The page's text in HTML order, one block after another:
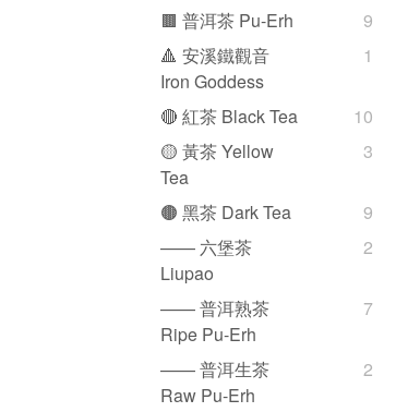
🟫 普洱茶 Pu-Erh
9
🔺 安溪鐵觀音
Iron Goddess
1
🔴 紅茶 Black Tea
10
🟡 黃茶 Yellow
Tea
3
🟤 黑茶 Dark Tea
9
—— 六堡茶
Liupao
2
—— 普洱熟茶
Ripe Pu-Erh
7
—— 普洱生茶
Raw Pu-Erh
2